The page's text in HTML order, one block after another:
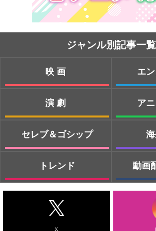
ジャンル別記事一覧
映画
演劇
セレブ＆ゴシップ
トレンド
エ
ア
動画
X